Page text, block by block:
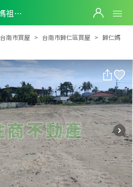
歸仁媽祖廟段美農地B
歸仁媽祖廟段美農地B
台南市買屋 台南市歸仁區買屋
歸仁媽